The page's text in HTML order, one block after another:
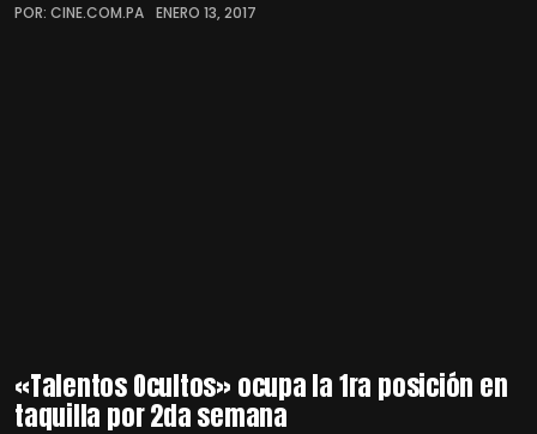
POR: CINE.COM.PA ENERO 13, 2017
«Talentos Ocultos» ocupa la 1ra posición en
taquilla por 2da semana